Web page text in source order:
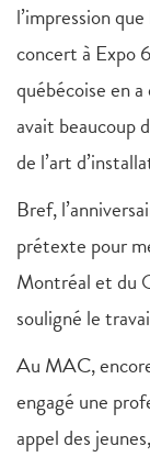
l’impression
concert à Expo
québécoise en
avait beaucoup
de l’art
Bref,
prétexte pour
Montréal et du
souligné le
Au MAC,
engagé une
appel des